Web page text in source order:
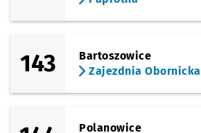
143
Bartoszowice
Zajezdnia Obornicka
Polanowice